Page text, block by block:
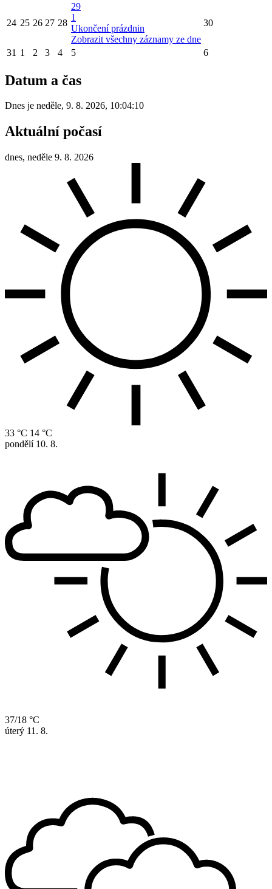
24 25 26 27 28
29
1
Ukončení prázdnin
Zobrazit všechny záznamy ze dne
30
31 1 2 3 4 5 6
Datum a čas
Dnes je neděle, 9. 8. 2026, 10:04:10
Aktuální počasí
dnes, neděle 9. 8. 2026
33 °C 14 °C
pondělí 10. 8.
37/18 °C
úterý 11. 8.